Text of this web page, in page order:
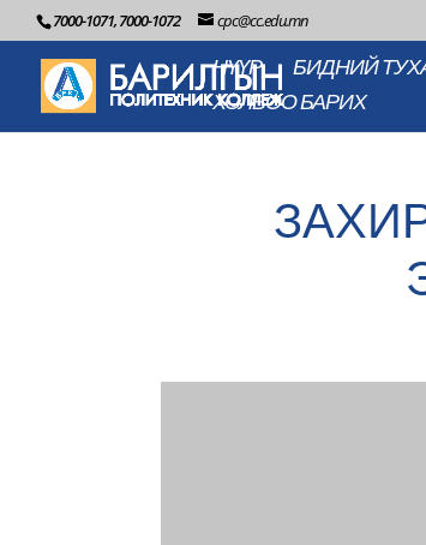
7000-1071, 7000-1072 cpc@cc.edu.mn
НҮҮР БИДНИЙ
ХОЛБОО БАРИХ